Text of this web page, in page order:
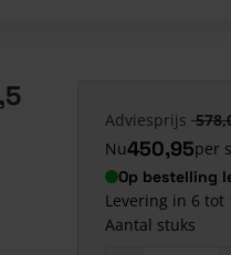
Adviesprijs
Nu450,95per
Op bestelling
Levering in 6 tot
Aantal stuks